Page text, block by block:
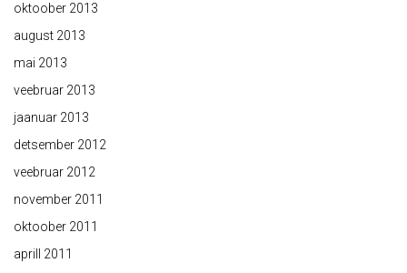
oktoober 2013
august 2013
mai 2013
veebruar 2013
jaanuar 2013
detsember 2012
veebruar 2012
november 2011
oktoober 2011
aprill 2011